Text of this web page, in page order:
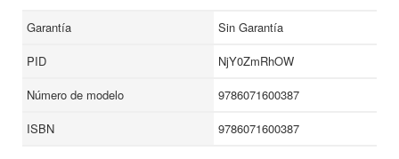
Garantía
Sin Garantía
PID
NjY0ZmRhOW
Número de modelo
9786071600387
ISBN
9786071600387